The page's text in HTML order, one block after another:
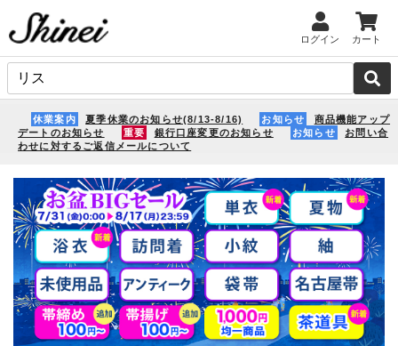
ログイン カート
休業案内 夏季休業のお知らせ(8/13-8/16) お知らせ
商品機能アップ
デートのお知らせ
重要 銀行口座変更のお知らせ お知らせ
お問い合
わせに対するご返信メールについて